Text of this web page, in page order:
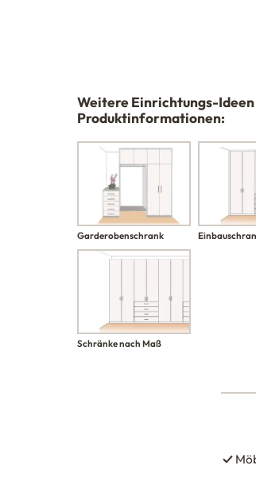
Weitere Einrichtungs-Ideen
Produktinformationen:
Garderobenschrank
Schränke nach Maß
✓